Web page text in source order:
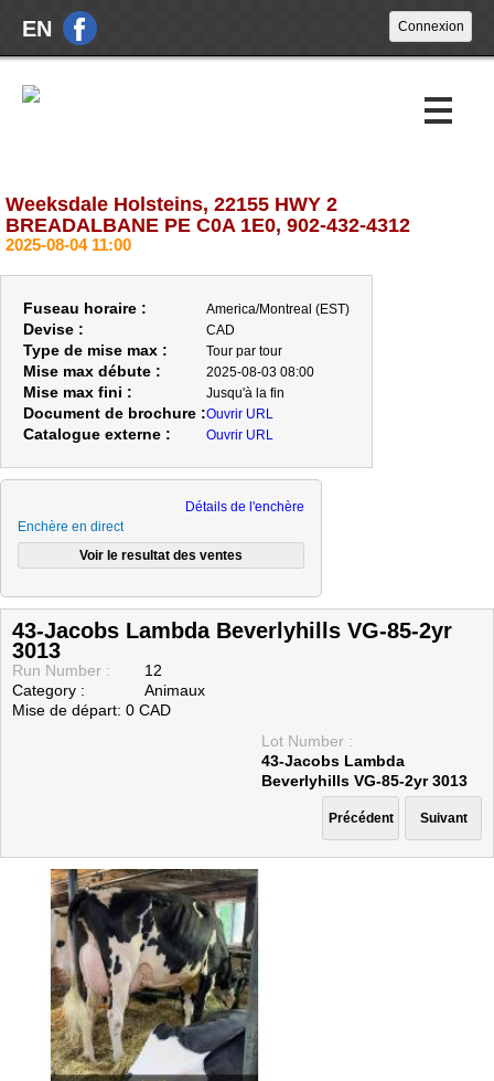
EN
Encans à venir
À propos
Nouvelles
Nous joindre
Weeksdale Holsteins, 22155 HWY 2
BREADALBANE PE C0A 1E0, 902-432-4312
2025-08-04 11:00
Fuseau horaire : America/Montreal (EST)
Devise : CAD
Type de mise max : Tour par tour
Mise max débute : 2025-08-03 08:00
Mise max fini : Jusqu'à la fin
Document de brochure :Ouvrir URL
Catalogue externe : Ouvrir URL
Détails de l'enchère
Enchère en direct
43-Jacobs Lambda Beverlyhills VG-85-2yr
3013
Run Number :
12
Category :
Animaux
Mise de départ: 0 CAD
Lot Number :
43-Jacobs Lambda
Beverlyhills VG-85-2yr 3013